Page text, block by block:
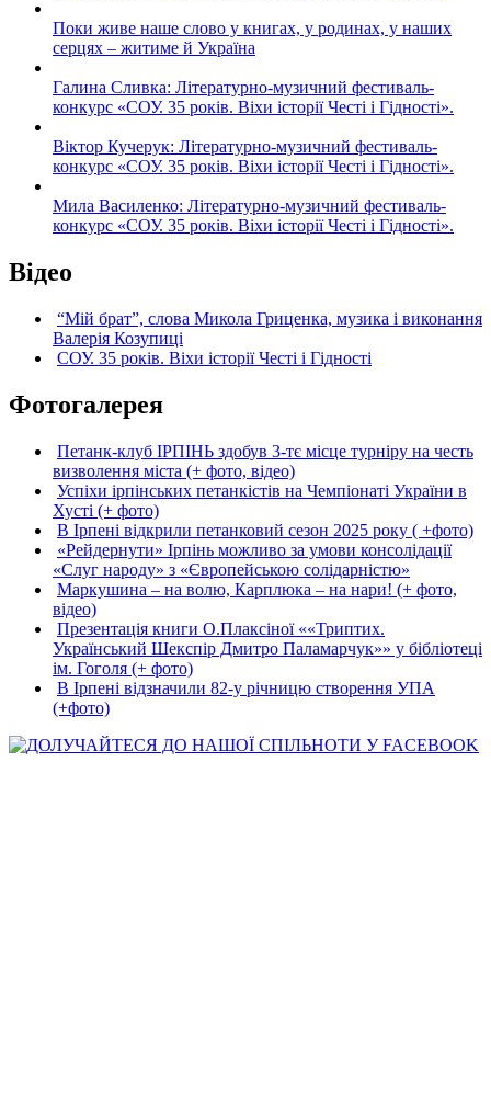
Поки живе наше слово у книгах, у родинах, у наших
серцях – житиме й Україна
Галина Сливка: Літературно-музичний фестиваль-
конкурс «СОУ. 35 років. Віхи історії Честі і Гідності».
Віктор Кучерук: Літературно-музичний фестиваль-
конкурс «СОУ. 35 років. Віхи історії Честі і Гідності».
Мила Василенко: Літературно-музичний фестиваль-
конкурс «СОУ. 35 років. Віхи історії Честі і Гідності».
Відео
“Мій брат”, слова Микола Гриценка, музика і виконання
Валерія Козупиці
СОУ. 35 років. Віхи історії Честі і Гідності
Фотогалерея
Петанк-клуб ІРПІНЬ здобув 3-тє місце турніру на честь
визволення міста (+ фото, відео)
Успіхи ірпінських петанкістів на Чемпіонаті України в
Хусті (+ фото)
В Ірпені відкрили петанковий сезон 2025 року ( +фото)
«Рейдернути» Ірпінь можливо за умови консолідації
«Слуг народу» з «Європейською солідарністю»
Маркушина – на волю, Карплюка – на нари! (+ фото,
відео)
Презентація книги О.Плаксіної ««Триптих.
Український Шекспір Дмитро Паламарчук»» у бібліотеці
ім. Гоголя (+ фото)
В Ірпені відзначили 82-у річницю створення УПА
(+фото)